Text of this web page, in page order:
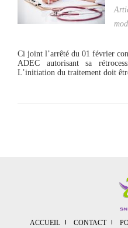
Ci joint l’arrêté du 01 février
ADEC autorisant sa
L’initiation du traitement doit
ACCUEIL CONTACT